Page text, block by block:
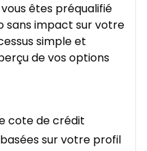
êtes préqualifié
sans impact sur votre
simple et
de vos options
cote de crédit
sur votre profil